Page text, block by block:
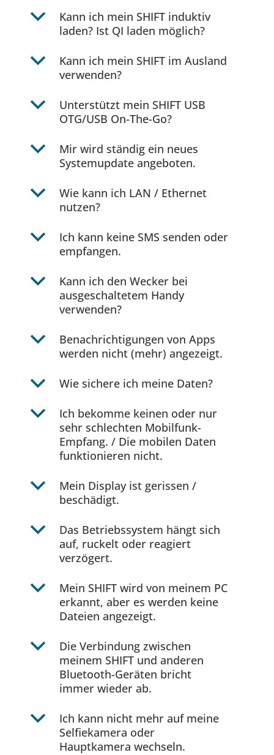
b
Kann ich mein SHIFT induktiv
laden? Ist QI laden möglich?
b
Kann ich mein SHIFT im Ausland
verwenden?
b
Unterstützt mein SHIFT USB
OTG/USB On-The-Go?
b
Mir wird ständig ein neues
Systemupdate angeboten.
b
Wie kann ich LAN / Ethernet
nutzen?
b
Ich kann keine SMS senden oder
empfangen.
b
Kann ich den Wecker bei
ausgeschaltetem Handy
verwenden?
b
Benachrichtigungen von Apps
werden nicht (mehr) angezeigt.
b Wie sichere ich meine Daten?
b
Ich bekomme keinen oder nur
sehr schlechten Mobilfunk-
Empfang. / Die mobilen Daten
funktionieren nicht.
b
Mein Display ist gerissen /
beschädigt.
b
Das Betriebssystem hängt sich
auf, ruckelt oder reagiert
verzögert.
b
Mein SHIFT wird von meinem PC
erkannt, aber es werden keine
Dateien angezeigt.
b
Die Verbindung zwischen
meinem SHIFT und anderen
Bluetooth-Geräten bricht
immer wieder ab.
b
Ich kann nicht mehr auf meine
Selfiekamera oder
Hauptkamera wechseln.